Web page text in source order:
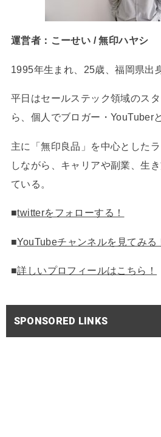
運営者：こーせい / 無印ハヤシ
1995年生まれ、25歳、福岡県出
平日はセールステック領域のス
ら、個人でブロガー・YouTuber
主に「無印良品」を中心とした
しながら、キャリアや副業、生
ている。
■twitterをフォローする！
■YouTubeチャンネルを見てみる
■詳しいプロフィールはこちら！
SPONSORED LINKS